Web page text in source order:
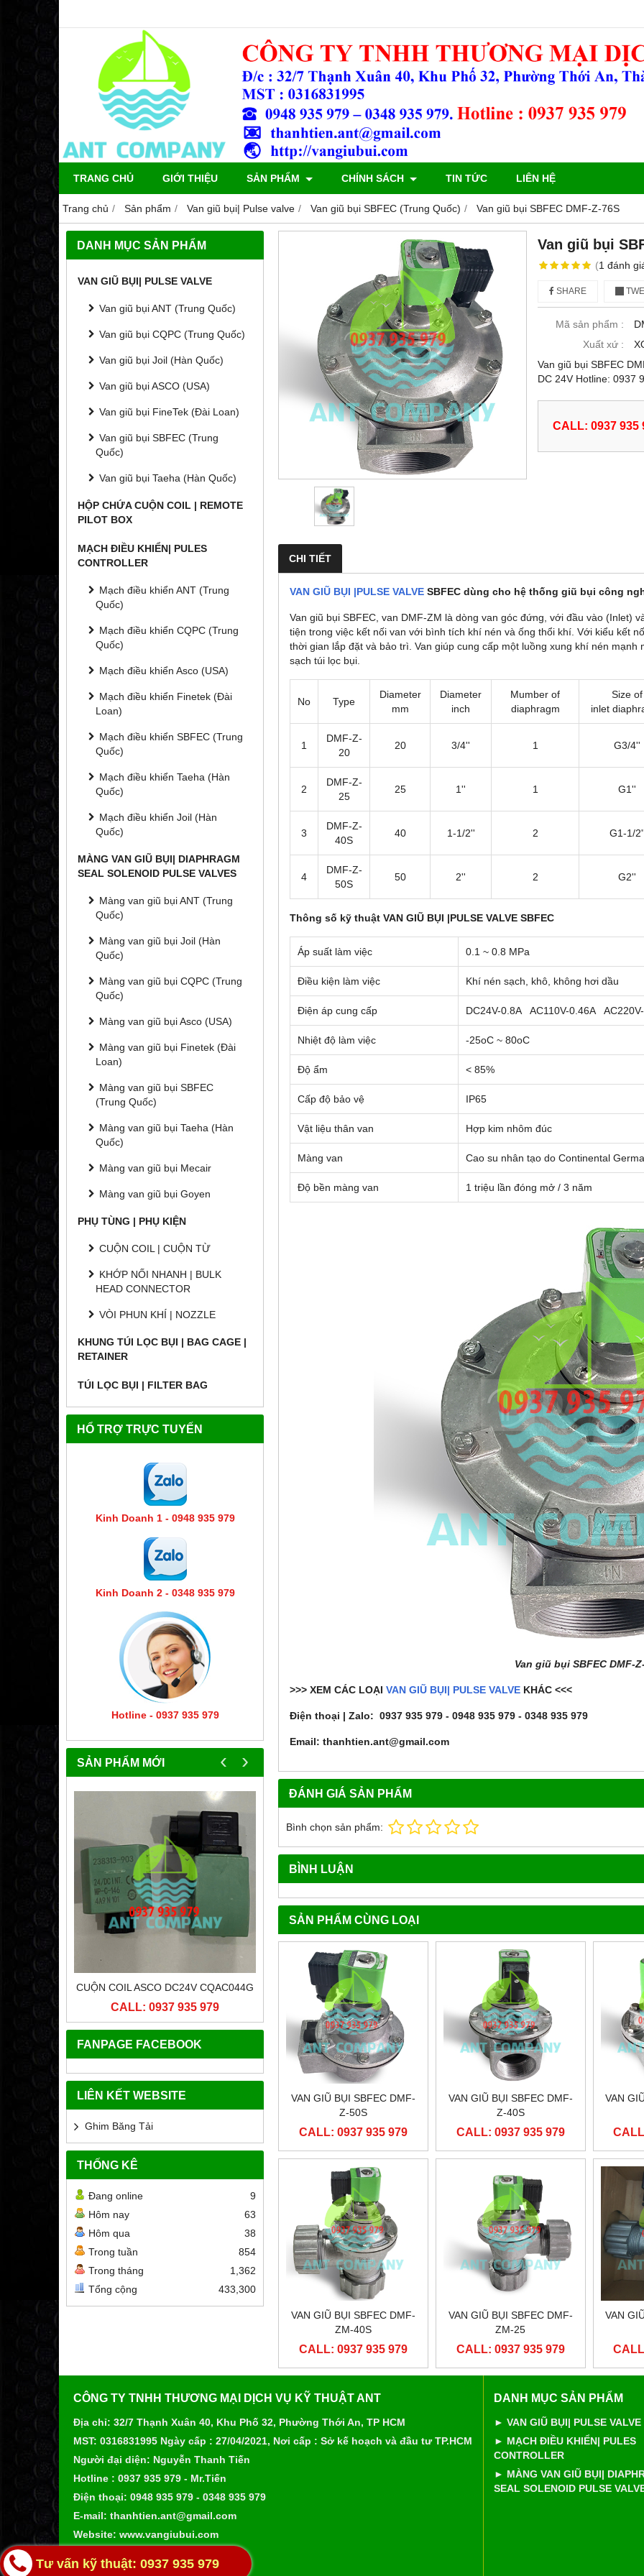
TRANG CHỦ GIỚI THIỆU SẢN PHẨM CHÍNH SÁCH TIN TỨC LIÊN HỆ
Trang chủ Sản phẩm Van giũ bụi| Pulse valve Van giũ bụi SBFEC (Trung Quốc) Van giũ bụi SBFEC DMF-Z-76S
DANH MỤC SẢN PHẨM
VAN GIŨ BỤI| PULSE VALVE
Van giũ bụi ANT (Trung Quốc)
Van giũ bụi CQPC (Trung Quốc)
Van giũ bụi Joil (Hàn Quốc)
Van giũ bụi ASCO (USA)
Van giũ bụi FineTek (Đài Loan)
Van giũ bụi SBFEC (Trung
Quốc)
Van giũ bụi Taeha (Hàn Quốc)
HỘP CHỨA CUỘN COIL | REMOTE
PILOT BOX
MẠCH ĐIỀU KHIỂN| PULES
CONTROLLER
Mạch điều khiển ANT (Trung
Quốc)
Mạch điều khiển CQPC (Trung
Quốc)
Mạch điều khiển Asco (USA)
Mạch điều khiển Finetek (Đài
Loan)
Mạch điều khiển SBFEC (Trung
Quốc)
Mạch điều khiển Taeha (Hàn
Quốc)
Mạch điều khiển Joil (Hàn
Quốc)
MÀNG VAN GIŨ BỤI| DIAPHRAGM
SEAL SOLENOID PULSE VALVES
Màng van giũ bụi ANT (Trung
Quốc)
Màng van giũ bụi Joil (Hàn
Quốc)
Màng van giũ bụi CQPC (Trung
Quốc)
Màng van giũ bụi Asco (USA)
Màng van giũ bụi Finetek (Đài
Loan)
Màng van giũ bụi SBFEC
(Trung Quốc)
Màng van giũ bụi Taeha (Hàn
Quốc)
Màng van giũ bụi Mecair
Màng van giũ bụi Goyen
PHỤ TÙNG | PHỤ KIỆN
CUỘN COIL | CUỘN TỪ
KHỚP NỐI NHANH | BULK
HEAD CONNECTOR
VÒI PHUN KHÍ | NOZZLE
KHUNG TÚI LỌC BỤI | BAG CAGE |
RETAINER
TÚI LỌC BỤI | FILTER BAG
HỔ TRỢ TRỰC TUYẾN
Kinh Doanh 1 - 0948 935 979
Kinh Doanh 2 - 0348 935 979
Hotline - 0937 935 979
SẢN PHẨM MỚI
CUỘN COIL ASCO DC24V CQAC044G
CALL: 0937 935 979
ĐẦU CUỘN COIL TAEHA CQTHP
CALL: 0937 935 979
ĐẦU CUỘN COIL ASCO CQAP044
CALL: 0937 935 979
‹ ›
FANPAGE FACEBOOK
LIÊN KẾT WEBSITE
Ghim Băng Tải
THỐNG KÊ
Đang online
9
Hôm nay
63
Hôm qua
38
Trong tuần
854
Trong tháng
1,362
Tổng cộng
433,300
Van giũ bụi
(1 đánh
SHARE
Mã sản phẩm :
Xuất xứ :
Van giũ bụi SBFEC
DC 24V Hotline: 0937
CALL: 0937 935
CHI TIẾT
VAN GIŨ BỤI |PULSE VALVE SBFEC dùng cho hệ thống giũ bụi công
Van giũ bụi SBFEC, van DMF-ZM là dòng van góc đứng, với đầu vào (Inlet)
tiện trong việc kết nối van với bình tích khí nén và ống thổi khí. Với kiểu kết
thời gian lắp đặt và bảo trì. Van giúp cung cấp một luồng xung khí nén
sạch túi lọc bụi.
No Type
Diameter
mm
Diameter
inch
Mumber of
diaphragm
Size of
inlet
1
DMF-Z-
20
20 3/4'' 1 G3/4''
2
DMF-Z-
25
25 1'' 1 G1''
3
DMF-Z-
40S
40 1-1/2'' 2 G1-1/
4
DMF-Z-
50S
50 2'' 2 G2''
Thông số kỹ thuật VAN GIŨ BỤI |PULSE VALVE SBFEC
Áp suất làm việc 0.1 ~ 0.8 MPa
Điều kiện làm việc Khí nén sạch, khô, không hơi dầu
Điện áp cung cấp DC24V-0.8A AC110V-0.46A
Nhiệt độ làm việc -25oC ~ 80oC
Độ ẩm < 85%
Cấp độ bảo vệ IP65
Vật liệu thân van Hợp kim nhôm đúc
Màng van Cao su nhân tạo do Continental
Độ bền màng van 1 triệu lần đóng mở / 3 năm
Van giũ bụi SBFEC DMF-
>>> XEM CÁC LOẠI VAN GIŨ BỤI| PULSE VALVE KHÁC <<<
Điện thoại | Zalo: 0937 935 979 - 0948 935 979 - 0348 935 979
Email: thanhtien.ant@gmail.com
ĐÁNH GIÁ SẢN PHẨM
Bình chọn sản phẩm:
BÌNH LUẬN
SẢN PHẨM CÙNG LOẠI
VAN GIŨ BỤI SBFEC DMF-
Z-50S
CALL: 0937 935 979
VAN GIŨ BỤI SBFEC DMF-
Z-40S
CALL: 0937 935 979
VAN
VAN GIŨ BỤI SBFEC DMF-
ZM-40S
CALL: 0937 935 979
VAN GIŨ BỤI SBFEC DMF-
ZM-25
CALL: 0937 935 979
VAN
CÔNG TY TNHH THƯƠNG MẠI DỊCH VỤ KỸ THUẬT ANT
Địa chỉ: 32/7 Thạnh Xuân 40, Khu Phố 32, Phường Thới An, TP HCM
MST: 0316831995 Ngày cấp : 27/04/2021, Nơi cấp : Sở kế hoạch và đầu tư TP.HCM
Người đại diện: Nguyễn Thanh Tiến
Hotline : 0937 935 979 - Mr.Tiến
Điện thoại: 0948 935 979 - 0348 935 979
E-mail: thanhtien.ant@gmail.com
Website: www.vangiubui.com
DANH MỤC SẢN PHẨM
► VAN GIŨ BỤI| PULSE VALVE
► MẠCH ĐIỀU KHIỂN| PULES
CONTROLLER
► MÀNG VAN GIŨ BỤI|
SEAL SOLENOID PULSE
Tư vấn kỹ thuật: 0937 935 979